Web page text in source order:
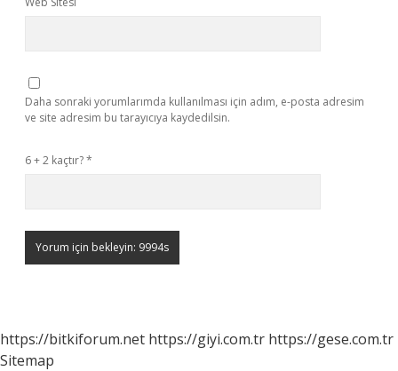
Daha sonraki yorumlarımda kullanılması için adım, e-posta adresim
ve site adresim bu tarayıcıya kaydedilsin.
6 + 2 kaçtır?*
https://bitkiforum.net https://giyi.com.tr https://gese.com.tr
Sitemap